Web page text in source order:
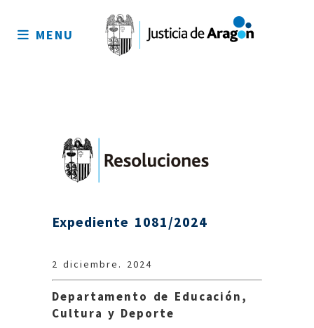
sitio
MENU
Expediente 1081/2024
2 diciembre. 2024
Departamento de Educación,
Cultura y Deporte